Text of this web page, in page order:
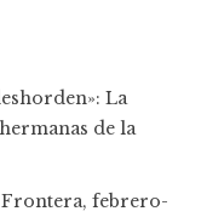
La
de la
Frontera, febrero-